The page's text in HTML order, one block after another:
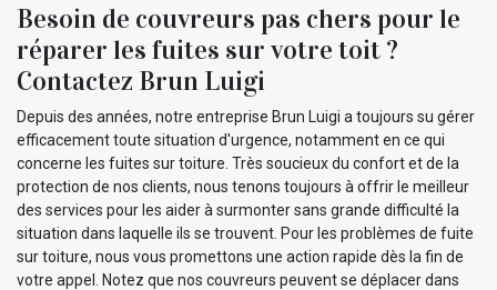
Besoin de couvreurs pas chers pour le
réparer les fuites sur votre toit ?
Contactez Brun Luigi
Depuis des années, notre entreprise Brun Luigi a toujours su gérer
efficacement toute situation d'urgence, notamment en ce qui
concerne les fuites sur toiture. Très soucieux du confort et de la
protection de nos clients, nous tenons toujours à offrir le meilleur
des services pour les aider à surmonter sans grande difficulté la
situation dans laquelle ils se trouvent. Pour les problèmes de fuite
sur toiture, nous vous promettons une action rapide dès la fin de
votre appel. Notez que nos couvreurs peuvent se déplacer dans